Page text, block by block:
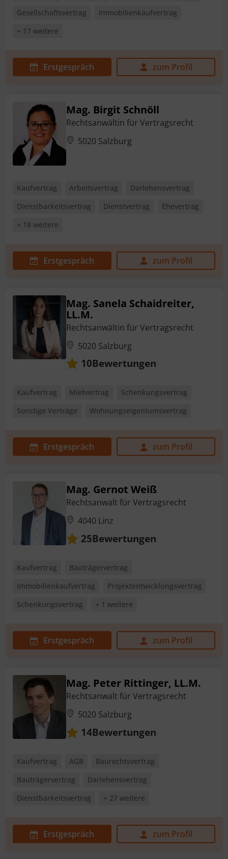
Gesellschaftsvertrag
Immobilienkaufvertrag
+ 17 weitere
Erstgespräch zum Profil
Mag. Birgit Schnöll
Rechtsanwältin für Vertragsrecht
5020 Salzburg
Kaufvertrag Arbeitsvertrag
Darlehensvertrag
Dienstbarkeitsvertrag
Dienstvertrag
Ehevertrag
+ 18 weitere
Erstgespräch zum Profil
Mag. Sanela Schaidreiter,
LL.M.
Rechtsanwältin für Vertragsrecht
5020 Salzburg
10Bewertungen
Kaufvertrag Mietvertrag
Schenkungsvertrag
Sonstige Verträge
Wohnungseigentumsvertrag
Erstgespräch zum Profil
Mag. Gernot Weiß
Rechtsanwalt für Vertragsrecht
4040 Linz
25Bewertungen
Kaufvertrag
Bauträgervertrag
Immobilienkaufvertrag
Projektentwicklungsvertrag
Schenkungsvertrag
+ 1 weitere
Erstgespräch zum Profil
Mag. Peter Rittinger, LL.M.
Rechtsanwalt für Vertragsrecht
5020 Salzburg
14Bewertungen
Kaufvertrag AGB
Baurechtsvertrag
Bauträgervertrag
Darlehensvertrag
Dienstbarkeitsvertrag
+ 27 weitere
Erstgespräch zum Profil